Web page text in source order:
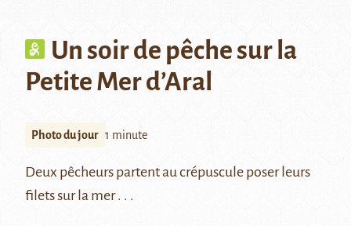
Un soir de pêche sur la
Petite Mer d’Aral
Photo du jour 1 minute
Deux pêcheurs partent au crépuscule poser leurs
filets sur la mer . . .